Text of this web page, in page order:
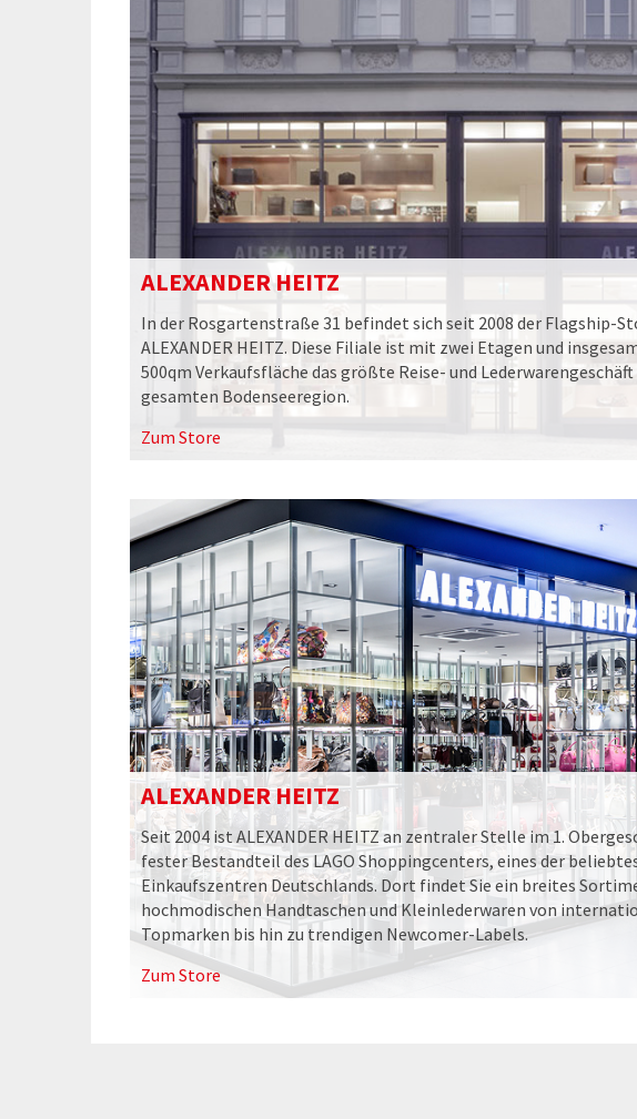
ALEXANDER HEITZ
In der Rosgartenstraße 31 befindet sich seit 2008 der Flagship-
ALEXANDER HEITZ. Diese Filiale ist mit zwei Etagen und
500qm Verkaufsfläche das größte Reise- und Lederwarengeschäft
gesamten Bodenseeregion.
Zum Store
ALEXANDER HEITZ
Seit 2004 ist ALEXANDER HEITZ an zentraler Stelle im 1.
fester Bestandteil des LAGO Shoppingcenters, eines der
Einkaufszentren Deutschlands. Dort findet Sie ein breites
hochmodischen Handtaschen und Kleinlederwaren von
Topmarken bis hin zu trendigen Newcomer-Labels.
Zum Store